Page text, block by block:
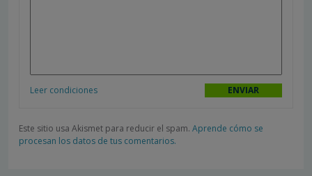
Leer condiciones
Este sitio usa Akismet para reducir el spam. Aprende cómo se
procesan los datos de tus comentarios.